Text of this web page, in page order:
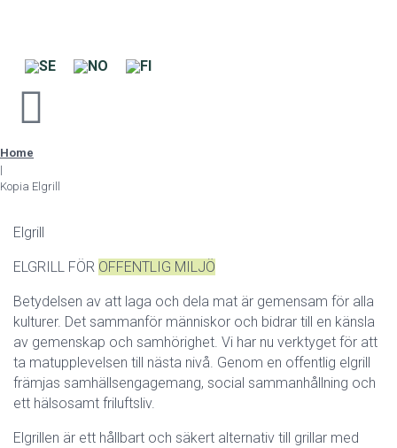
Home
|
Kopia Elgrill
Elgrill
ELGRILL FÖR OFFENTLIG MILJÖ
Betydelsen av att laga och dela mat är gemensam för alla
kulturer. Det sammanför människor och bidrar till en känsla
av gemenskap och samhörighet. Vi har nu verktyget för att
ta matupplevelsen till nästa nivå. Genom en offentlig elgrill
främjas samhällsengagemang, social sammanhållning och
ett hälsosamt friluftsliv.
Elgrillen är ett hållbart och säkert alternativ till grillar med